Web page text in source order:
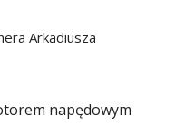
Arkadiusza
napędowym